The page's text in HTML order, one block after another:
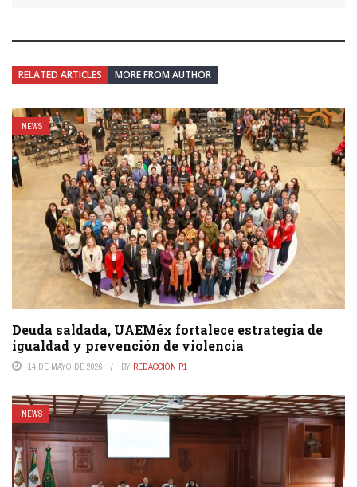
RELATED ARTICLES MORE FROM AUTHOR
NEWS
Deuda saldada, UAEMéx fortalece estrategia de
igualdad y prevención de violencia
14 DE MAYO DE 2026 BY REDACCIÓN P1
NEWS